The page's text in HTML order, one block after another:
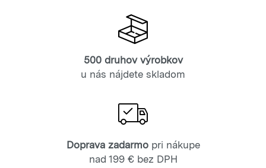
500 druhov výrobkov
u nás nájdete skladom
Doprava zadarmopri nákupe
nad 199 € bez DPH